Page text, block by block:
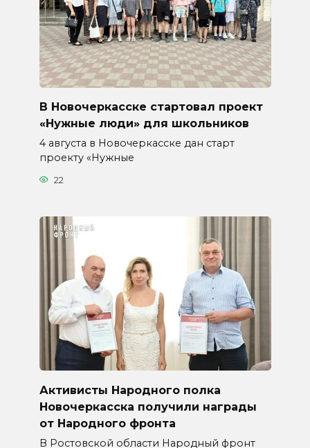
В Новочеркасске стартовал проект
«Нужные люди» для школьников
4 августа в Новочеркасске дан старт
проекту «Нужные
22
Активисты Народного полка
Новочеркасска получили награды
от Народного фронта
В Ростовской области Народный фронт